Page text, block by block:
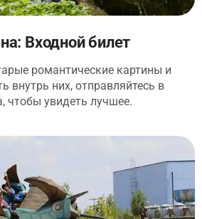
Входной билет
романтические картины и
внутрь них, отправляйтесь в
чтобы увидеть лучшее.
природой в двух шагах от
тропе, исследуйте
древними руинами, и
пещеры. Все это в парке по
XVI в начале XIX века!